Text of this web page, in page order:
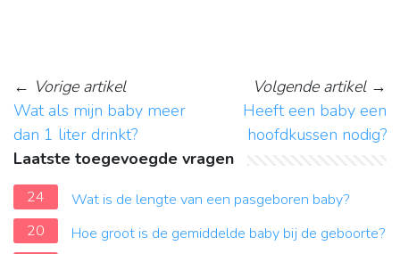
← Vorige artikel
Wat als mijn baby meer
dan 1 liter drinkt?
Volgende artikel→
Heeft een baby een
hoofdkussen nodig?
Laatste toegevoegde vragen
24
Wat is de lengte van een pasgeboren baby?
20
Hoe groot is de gemiddelde baby bij de geboorte?